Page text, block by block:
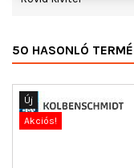
50 HASONLÓ
Új
Akciós!